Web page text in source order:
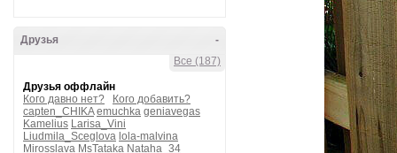
-
Друзья
Все (187)
Друзья оффлайн
Кого давно нет?
Кого добавить?
capten_CHIKA emuchka geniavegas
Kamelius Larisa_Vini
Liudmila_Sceglova lola-malvina
Mirosslava MsTataka Nataha_34